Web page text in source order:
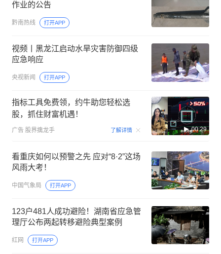
作业的公告
黔南热线 打开APP
视频丨黑龙江启动水旱灾害防御四级
应急响应
央视新闻 打开APP
指标工具免费领，约牛助您轻松选
股，抓住财富机遇！
广告 股界擒龙手 了解详情 00:29
看重庆如何以预警之先 应对“8·2”这场
风雨大考！
中国气象局 打开APP
123户481人成功避险！湖南省应急管
理厅公布两起转移避险典型案例
红网 打开APP